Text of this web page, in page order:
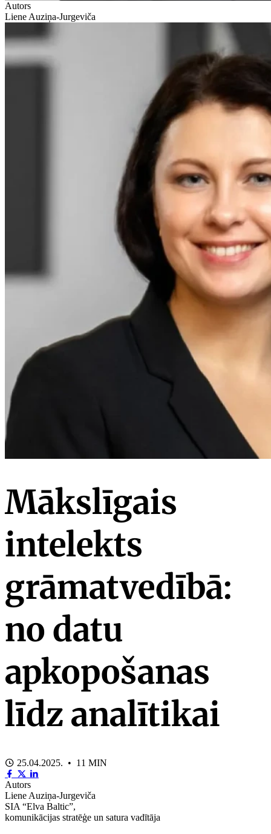
Autors
Liene Auziņa-Jurgeviča
Mākslīgais
intelekts
grāmatvedībā:
no datu
apkopošanas
līdz analītikai
25.04.2025. • 11 MIN
Autors
Liene Auziņa-Jurgeviča
SIA “Elva Baltic”,
komunikācijas stratēģe un satura vadītāja